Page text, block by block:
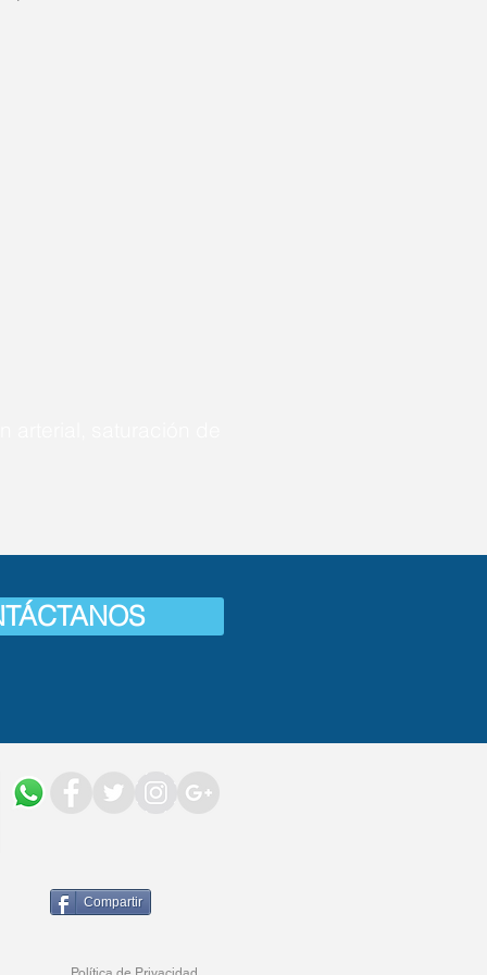
Compartir